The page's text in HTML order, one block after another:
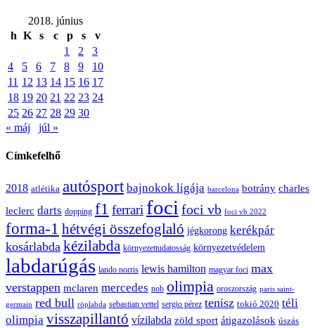
2018. június
h K s c p s
v
1
2
3
4
5 6 7 8 9
10
11 12 13 14 15 16 17
18 19 20 21 22 23 24
25 26 27 28 29 30
« máj
júl »
Címkefelhő
2018 atlétika autósport bajnokok ligája barcelona botrány charles
leclerc darts dopping f1 ferrari foci foci vb foci vb 2022
forma-1 hétvégi összefoglaló jégkorong kerékpár
kosárlabda kézilabda környezettudatosság környezetvédelem
labdarúgás lando norris lewis hamilton magyar foci max
verstappen mclaren mercedes nob olimpia oroszország paris saint-
germain red bull röplabda sebastian vettel sergio pérez tenisz tokió 2020 téli
olimpia visszapillantó vízilabda zöld sport átigazolások úszás